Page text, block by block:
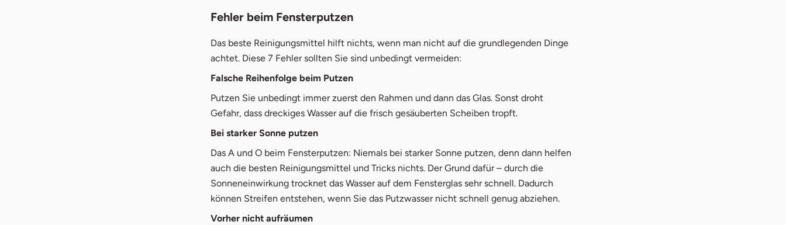
Fehler beim Fensterputzen
Das beste Reinigungsmittel hilft nichts, wenn man nicht auf die grundlegenden Dinge
achtet. Diese 7 Fehler sollten Sie sind unbedingt vermeiden:
Falsche Reihenfolge beim Putzen
Putzen Sie unbedingt immer zuerst den Rahmen und dann das Glas. Sonst droht
Gefahr, dass dreckiges Wasser auf die frisch gesäuberten Scheiben tropft.
Bei starker Sonne putzen
Das A und O beim Fensterputzen: Niemals bei starker Sonne putzen, denn dann helfen
auch die besten Reinigungsmittel und Tricks nichts. Der Grund dafür – durch die
Sonneneinwirkung trocknet das Wasser auf dem Fensterglas sehr schnell. Dadurch
können Streifen entstehen, wenn Sie das Putzwasser nicht schnell genug abziehen.
Vorher nicht aufräumen